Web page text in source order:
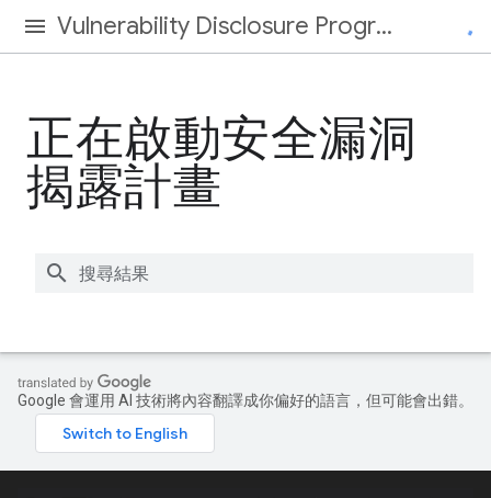
Vulnerability Disclosure Program
正在啟動安全漏洞
揭露計畫
Google 會運用 AI 技術將內容翻譯成你偏好的語言，但可能會出錯。